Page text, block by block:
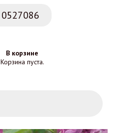
0527086
В корзине
Корзина пуста.